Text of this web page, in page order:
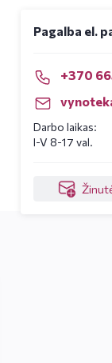
Pagalba el.
+370
Darbo laikas:
I-V 8-17 val.